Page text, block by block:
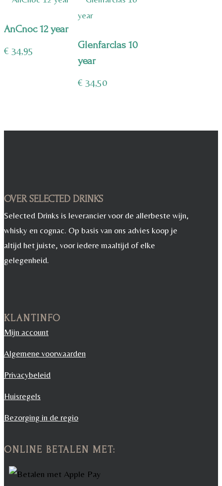
AnCnoc 12 year
€ 34,95
Glenfarclas 10
year
€ 34,50
OVER SELECTED DRINKS
Selected Drinks is leverancier voor de allerbeste wijn,
whisky en cognac. Op basis van ons advies koop je
altijd het juiste, voor iedere maaltijd of elke
gelegenheid.
KLANTINFO
Mijn account
Algemene voorwaarden
Privacybeleid
Huisregels
Bezorging in de regio
ONLINE BETALEN MET: